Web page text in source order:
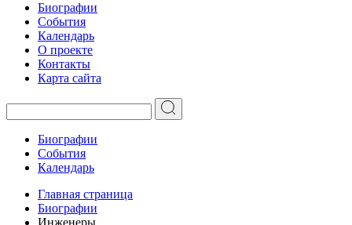
Биографии
События
Календарь
О проекте
Контакты
Карта сайта
Биографии
События
Календарь
Главная страница
Биографии
Инженеры